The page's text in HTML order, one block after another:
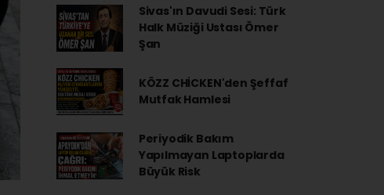
Sivas'ın Davudi Sesi: Türk
Halk Müziği Ustası Ömer
Şan
KÖZZ CHİCKEN'den Şeffaf
Mutfak Hamlesi
Periyodik Bakım
Yapılmayan Laptoplarda
Büyük Risk